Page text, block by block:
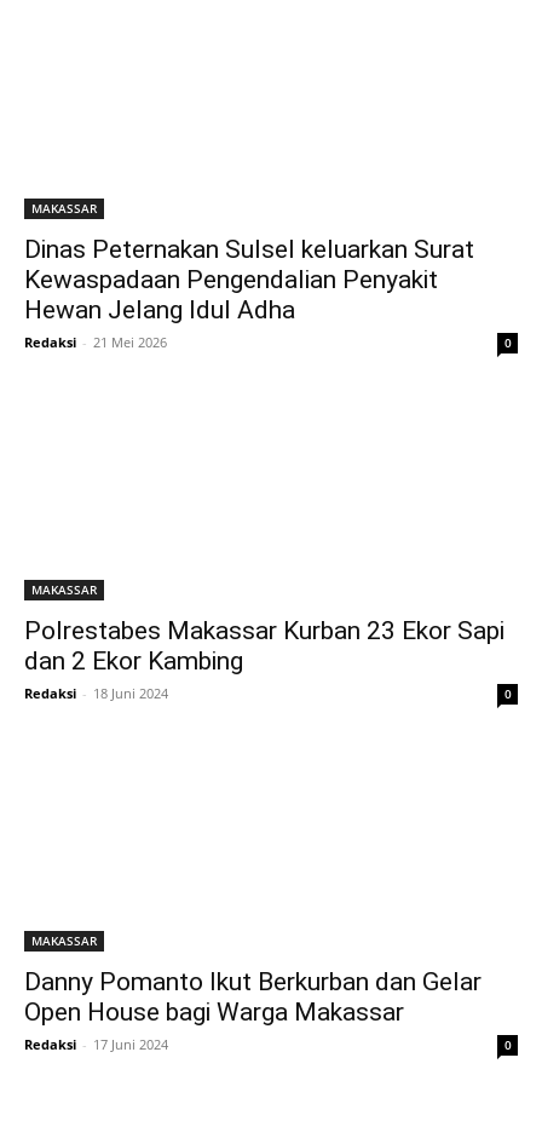
MAKASSAR
Dinas Peternakan Sulsel keluarkan Surat
Kewaspadaan Pengendalian Penyakit
Hewan Jelang Idul Adha
Redaksi - 21 Mei 2026 0
MAKASSAR
Polrestabes Makassar Kurban 23 Ekor Sapi
dan 2 Ekor Kambing
Redaksi - 18 Juni 2024 0
MAKASSAR
Danny Pomanto Ikut Berkurban dan Gelar
Open House bagi Warga Makassar
Redaksi - 17 Juni 2024 0